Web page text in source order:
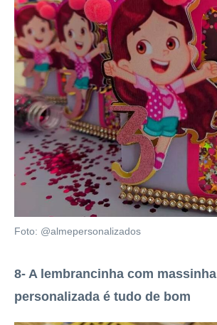
Foto: @almepersonalizados
8- A lembrancinha com massinha
personalizada é tudo de bom